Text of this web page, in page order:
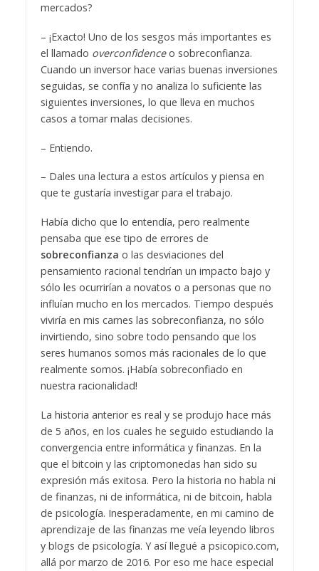
mercados?
– ¡Exacto! Uno de los sesgos más importantes es
el llamado overconfidenceo sobreconfianza.
Cuando un inversor hace varias buenas inversiones
seguidas, se confía y no analiza lo suficiente las
siguientes inversiones, lo que lleva en muchos
casos a tomar malas decisiones.
– Entiendo.
– Dales una lectura a estos artículos y piensa en
que te gustaría investigar para el trabajo.
Había dicho que lo entendía, pero realmente
pensaba que ese tipo de errores de
sobreconfianza o las desviaciones del
pensamiento racional tendrían un impacto bajo y
sólo les ocurrirían a novatos o a personas que no
influían mucho en los mercados. Tiempo después
viviría en mis carnes las sobreconfianza, no sólo
invirtiendo, sino sobre todo pensando que los
seres humanos somos más racionales de lo que
realmente somos. ¡Había sobreconfiado en
nuestra racionalidad!
La historia anterior es real y se produjo hace más
de 5 años, en los cuales he seguido estudiando la
convergencia entre informática y finanzas. En la
que el bitcoin y las criptomonedas han sido su
expresión más exitosa. Pero la historia no habla ni
de finanzas, ni de informática, ni de bitcoin, habla
de psicología. Inesperadamente, en mi camino de
aprendizaje de las finanzas me veía leyendo libros
y blogs de psicología. Y así llegué a psicopico.com,
allá por marzo de 2016. Por eso me hace especial